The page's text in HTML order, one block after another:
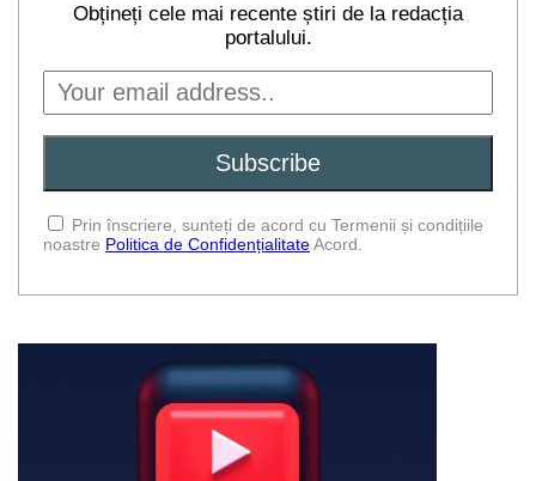
Obțineți cele mai recente știri de la redacția
portalului.
Prin înscriere, sunteți de acord cu Termenii și condițiile
noastre Politica de ConfidențialitateAcord.